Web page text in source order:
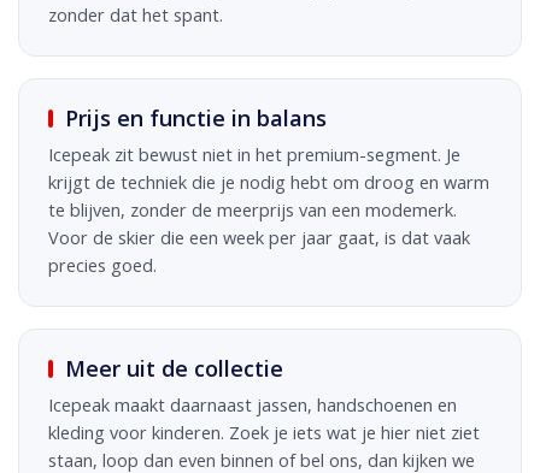
zonder dat het spant.
Prijs en functie in balans
Icepeak zit bewust niet in het premium-segment. Je
krijgt de techniek die je nodig hebt om droog en warm
te blijven, zonder de meerprijs van een modemerk.
Voor de skier die een week per jaar gaat, is dat vaak
precies goed.
Meer uit de collectie
Icepeak maakt daarnaast jassen, handschoenen en
kleding voor kinderen. Zoek je iets wat je hier niet ziet
staan, loop dan even binnen of bel ons, dan kijken we